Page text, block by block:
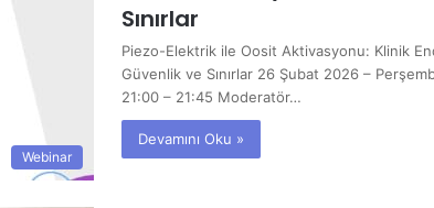
Webinar
Sınırlar
Piezo-Elektrik ile Oosit Aktivasyonu: Klinik
Güvenlik ve Sınırlar 26 Şubat 2026 –
21:00 – 21:45 Moderatör…
Devamını Oku »